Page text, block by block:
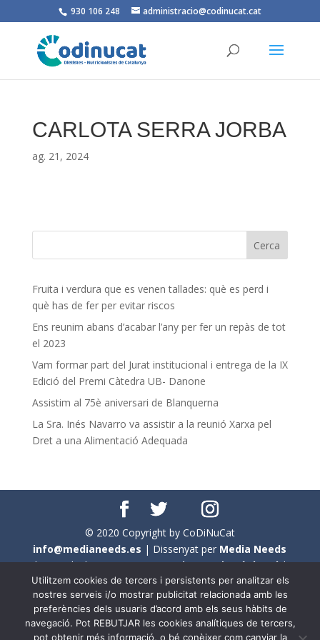
930 106 248 administracio@codinucat.cat
CARLOTA SERRA JORBA
ag. 21, 2024
Fruita i verdura que es venen tallades: què es perd i
què has de fer per evitar riscos
Ens reunim abans d’acabar l’any per fer un repàs de tot
el 2023
Vam formar part del Jurat institucional i entrega de la IX
Edició del Premi Càtedra UB- Danone
Assistim al 75è aniversari de Blanquerna
La Sra. Inés Navarro va assistir a la reunió Xarxa pel
Dret a una Alimentació Adequada
© 2020 Copyright by CoDiNuCat
info@medianeeds.es | Dissenyat per Media Needs
| Tots els drets reservats aCoDiNuCat |Avís legal|
Avís per cookies
En aquest web s'ha tingut en compte l'ús no sexista del
llenguatge. No obstant això, i a causa de la seva
Utilitzem cookies de tercers i persistents per analitzar els
nostres serveis i/o mostrar publicitat relacionada amb les
preferències dels usuaris d’acord amb els seus hàbits de
navegació. Pot REBUTJAR les cookies analítiques de tercers,
pot obtenir més informació, o bé conèixer com canviar la